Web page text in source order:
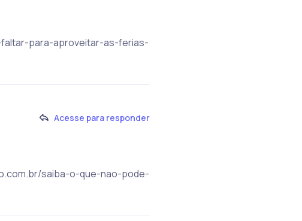
para-aproveitar-as-ferias-
Acesse para responder
saiba-o-que-nao-pode-